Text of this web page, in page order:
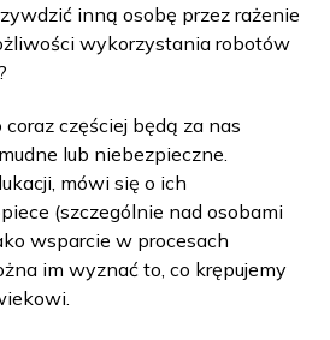
inną osobę przez rażenie
wykorzystania robotów
częściej będą za nas
lub niebezpieczne.
mówi się o ich
(szczególnie nad osobami
wsparcie w procesach
im wyznać to, co krępujemy